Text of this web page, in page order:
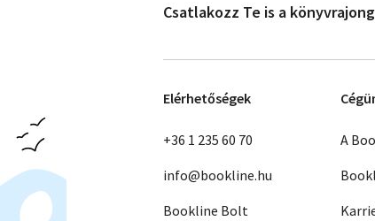
Csatlakozz Te is a
Elérhetőségek
+36 1 235 60 70
info@bookline.hu
Bookline Bolt
A